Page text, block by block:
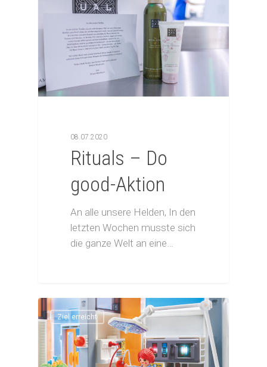
08.07.2020
Rituals – Do
good-Aktion
An alle unsere Helden, In den
letzten Wochen musste sich
die ganze Welt an eine…
Ziel erreicht
Privatpersonen
Unerkannt Gutes tun
Unternehmen
Gutes tun
Erfüllen Sie